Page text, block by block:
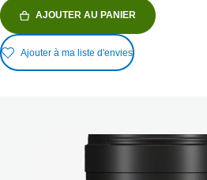
AJOUTER AU PANIER
Ajouter à ma liste d'envies